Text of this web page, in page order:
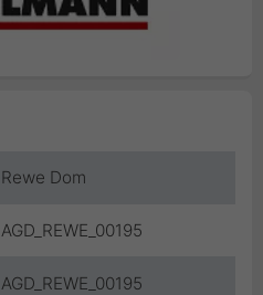
Rewe Dom
AGD_REWE_00195
AGD_REWE_00195